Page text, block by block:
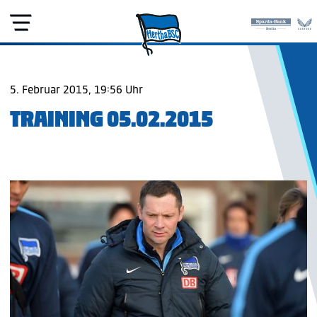
5. Februar 2015, 19:56 Uhr
TRAINING 05.02.2015